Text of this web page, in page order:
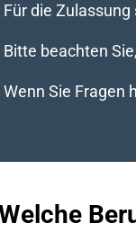
Für die
Bitte beachten
Wenn Sie Fragen